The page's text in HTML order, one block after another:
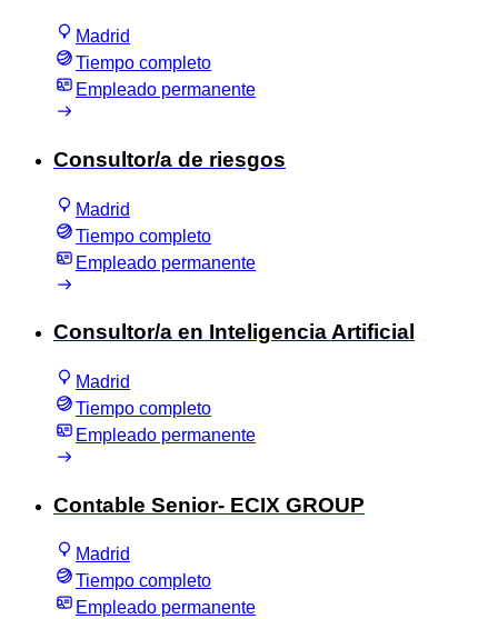
Madrid
Tiempo completo
Empleado permanente
Consultor/a de riesgos
Madrid
Tiempo completo
Empleado permanente
Consultor/a en Inteligencia Artificial
Madrid
Tiempo completo
Empleado permanente
Contable Senior- ECIX GROUP
Madrid
Tiempo completo
Empleado permanente